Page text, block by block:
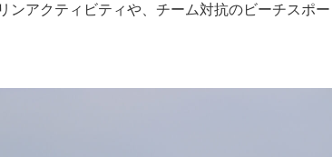
ンアクティビティや、チーム対抗のビーチスポー